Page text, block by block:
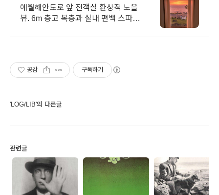
창 너머 애월 파노라마바다
애월해안도로 앞 전객실 환상적 노을
뷰. 6m 층고 복층과 실내 편백 스파에
공감 구독하기
'LOG/LIB'의 다른글
관련글